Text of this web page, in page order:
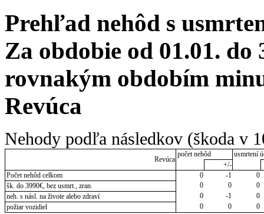
Prehľad nehôd s
Za obdobie od 01.01. do
rovnakým obdobím
Revúca
Nehody podľa následkov (škoda v
Revúca
počet nehôd
usmrtení
+/-
Počet nehôd celkom
0 -1
0
šk. do 3990€, bez usmrt., zran.
0 0
0
neh. s násl. na živote alebo zdraví
0 -1
0
požiar vozidiel
0 0 0